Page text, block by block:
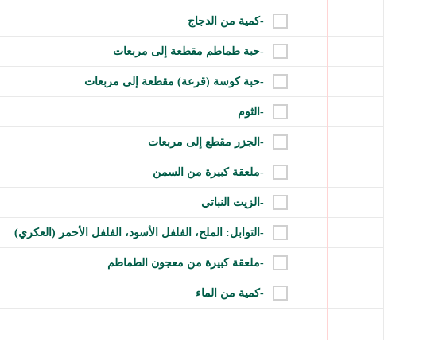
-كمية من الدجاج
-حبة طماطم مقطعة إلى مربعات
-حبة كوسة (قرعة) مقطعة إلى مربعات
-الثوم
-الجزر مقطع إلى مربعات
-ملعقة كبيرة من السمن
-الزيت النباتي
-التوابل: الملح، الفلفل الأسود، الفلفل الأحمر (العكري)
-ملعقة كبيرة من معجون الطماطم
-كمية من الماء